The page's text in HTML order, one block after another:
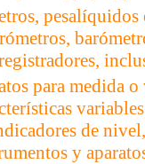
para medida
de
y